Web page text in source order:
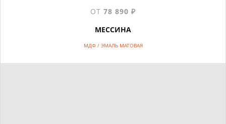
ОТ 78 890 ₽
МЕССИНА
МДФ / ЭМАЛЬ МАТОВАЯ